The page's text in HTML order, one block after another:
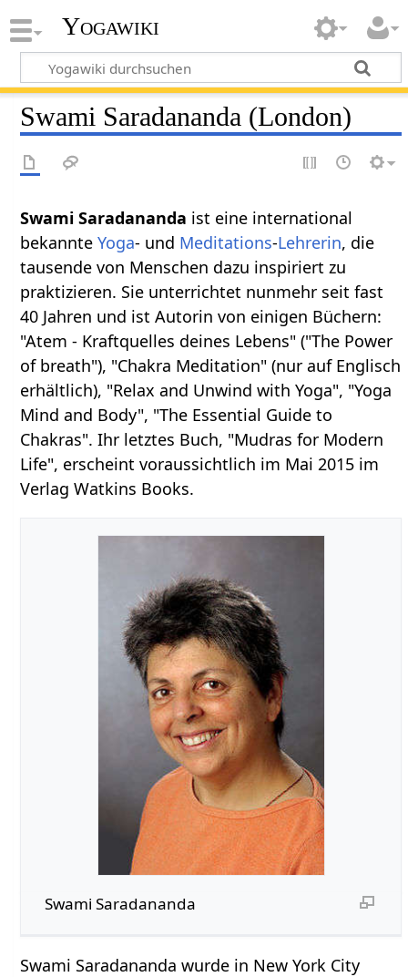
Yogawiki
Swami Saradananda (London)
Swami Saradananda ist eine international
bekannteYoga- und Meditations-Lehrerin, die
tausende von Menschen dazu inspiriert zu
praktizieren. Sie unterrichtet nunmehr seit fast
40 Jahren und ist Autorin von einigen Büchern:
"Atem - Kraftquelles deines Lebens" ("The Power
of breath"), "Chakra Meditation" (nur auf Englisch
erhältlich), "Relax and Unwind with Yoga", "Yoga
Mind and Body", "The Essential Guide to
Chakras". Ihr letztes Buch, "Mudras for Modern
Life", erscheint voraussichtlich im Mai 2015 im
Verlag Watkins Books.
Swami Saradananda
Swami Saradananda wurde in New York City